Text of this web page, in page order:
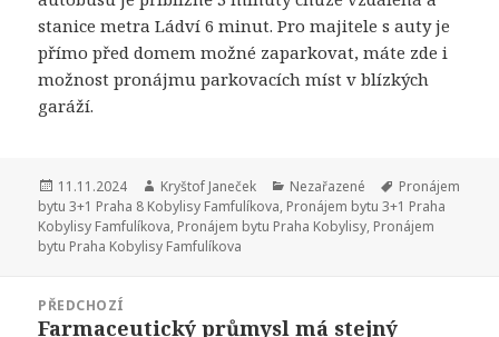
stanice metra Ládví 6 minut. Pro majitele s auty je
přímo před domem možné zaparkovat, máte zde i
možnost pronájmu parkovacích míst v blízkých
garáží.
Publikováno:
11.11.2024 Autor:
Kryštof Janeček Rubriky:
Nezařazené Štítky:
Pronájem
bytu 3+1 Praha 8 Kobylisy Famfulíkova, Pronájem bytu 3+1 Praha
Kobylisy Famfulíkova, Pronájem bytu Praha Kobylisy, Pronájem
bytu Praha Kobylisy Famfulíkova
PŘEDCHOZÍ
Předchozí
Farmaceutický průmysl má stejný